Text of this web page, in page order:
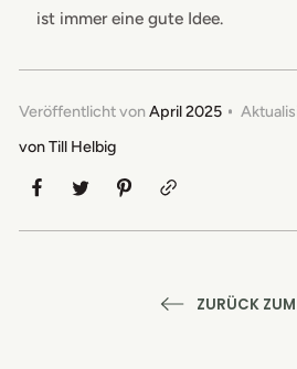
ist immer eine gute Idee.
Veröffentlicht von April 2025
vonTill Helbig
ZURÜCK